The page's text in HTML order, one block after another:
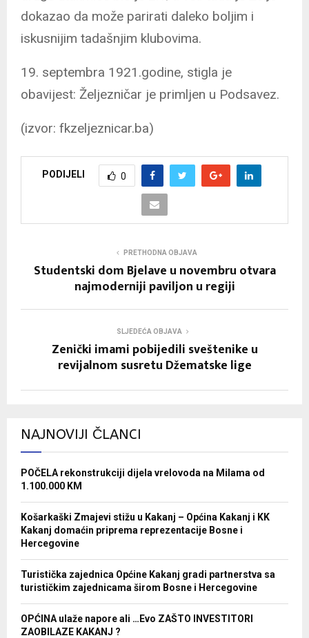
dokazao da može parirati daleko boljim i
iskusnijim tadašnjim klubovima.
19. septembra 1921.godine, stigla je
obavijest: Željezničar je primljen u Podsavez.
(izvor: fkzeljeznicar.ba)
PODIJELI 0
PRETHODNA OBJAVA
Studentski dom Bjelave u novembru otvara
najmoderniji paviljon u regiji
SLJEDEĆA OBJAVA
Zenički imami pobijedili sveštenike u
revijalnom susretu Džematske lige
NAJNOVIJI ČLANCI
POČELA rekonstrukciji dijela vrelovoda na Milama od
1.100.000 KM
Košarkaški Zmajevi stižu u Kakanj – Općina Kakanj i KK
Kakanj domaćin priprema reprezentacije Bosne i
Hercegovine
Turistička zajednica Općine Kakanj gradi partnerstva sa
turističkim zajednicama širom Bosne i Hercegovine
OPĆINA ulaže napore ali …Evo ZAŠTO INVESTITORI
ZAOBILAZE KAKANJ ?